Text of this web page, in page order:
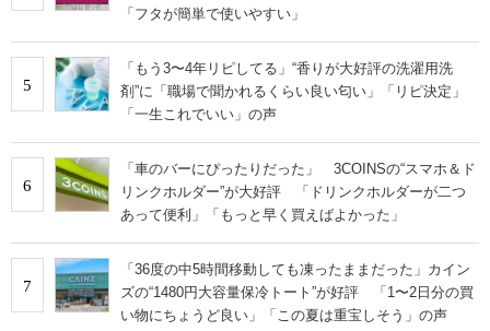
「フタが簡単で使いやすい」
5
「もう3〜4年リピしてる」“香りが大好評の洗濯用洗
剤”に「職場で聞かれるくらい良い匂い」「リピ決定」
「一生これでいい」の声
6
「車のバーにぴったりだった」 3COINSの“スマホ＆ド
リンクホルダー”が大好評 「ドリンクホルダーが二つ
あって便利」「もっと早く買えばよかった」
7
「36度の中5時間移動しても凍ったままだった」カイン
ズの“1480円大容量保冷トート”が好評 「1〜2日分の買
い物にちょうど良い」「この夏は重宝しそう」の声